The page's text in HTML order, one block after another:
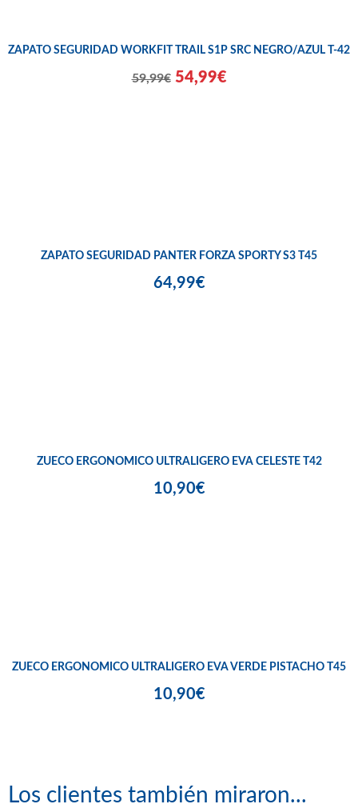
ZAPATO SEGURIDAD WORKFIT TRAIL S1P SRC NEGRO/AZUL T-42
59,99€ 54,99€
ZAPATO SEGURIDAD PANTER FORZA SPORTY S3 T45
64,99€
ZUECO ERGONOMICO ULTRALIGERO EVA CELESTE T42
10,90€
ZUECO ERGONOMICO ULTRALIGERO EVA VERDE PISTACHO T45
10,90€
Los clientes también miraron...